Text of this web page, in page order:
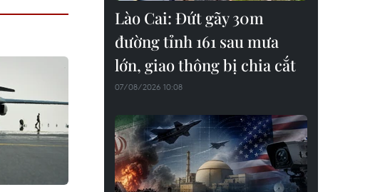
Lào Cai: Đứt gãy 30m
đường tỉnh 161 sau mưa
lớn, giao thông bị chia cắt
07/08/2026 10:08